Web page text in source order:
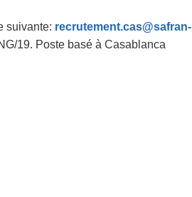
suivante: recrutement.cas@safran-
19. Poste basé à Casablanca